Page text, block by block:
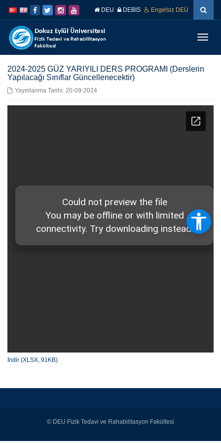
atla
Navigasyona
atla
DEU DEBİS Engelsiz DEÜ
2024-2025 GÜZ YARIYILI DERS PROGRAMI (Derslerin
Yapılacağı Sınıflar Güncellenecektir)
Yayınlanma Tarihi: 20-09-2024
İndir (XLSX, 91KB)
© DEU Fizik Tedavi ve Rahabilitasyon Fakültesi